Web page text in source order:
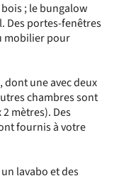
; le bungalow
Des portes-fenêtres
mobilier pour
une avec deux
chambres sont
mètres). Des
fournis à votre
lavabo et des